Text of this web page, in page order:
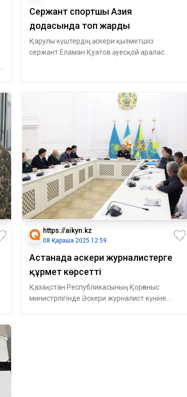
Сержант спортшы Азия
додасында топ жарды
Қарулы күштердің әскери қызметшісі
сержант Еламан Қуатов әуесқой аралас
https://aikyn.kz
08 Қараша 2025 12:59
Астанада әскери журналистерге
құрмет көрсетті
Қазақстан Республикасының Қорғаныс
министрлігінде Әскери журналист күніне